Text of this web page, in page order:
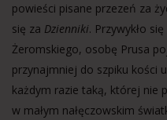
powieści pisane przezeń za
się za Dzienniki. Przywykło
Żeromskiego, osobę Prusa
przynajmniej do szpiku kości
każdym razie taką, której nie
w małym nałęczowskim